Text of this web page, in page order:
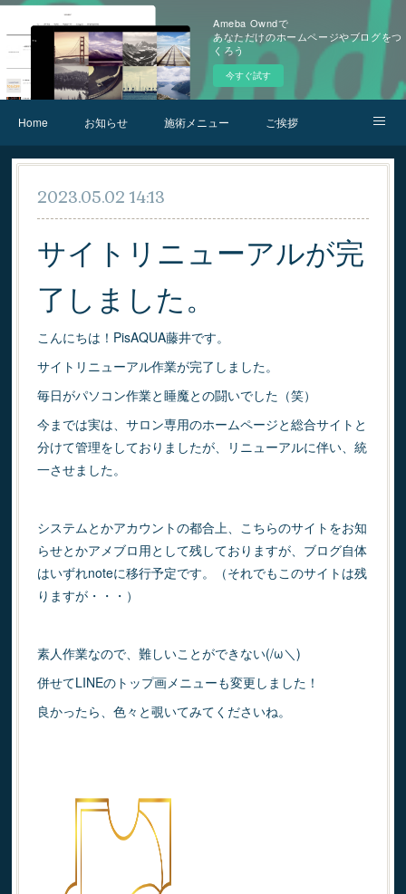
Ameba Owndで
あなただけのホームページやブログをつ
くろう
今すぐ試す
Home お知らせ 施術メニュー ご挨拶
お問合せ アクセス
2023.05.02 14:13
サイトリニューアルが完
了しました。
こんにちは！PisAQUA藤井です。
サイトリニューアル作業が完了しました。
毎日がパソコン作業と睡魔との闘いでした（笑）
今までは実は、サロン専用のホームページと総合サイトと
分けて管理をしておりましたが、リニューアルに伴い、統
一させました。
システムとかアカウントの都合上、こちらのサイトをお知
らせとかアメブロ用として残しておりますが、ブログ自体
はいずれnoteに移行予定です。（それでもこのサイトは残
りますが・・・）
素人作業なので、難しいことができない(/ω＼)
併せてLINEのトップ画メニューも変更しました！
良かったら、色々と覗いてみてくださいね。